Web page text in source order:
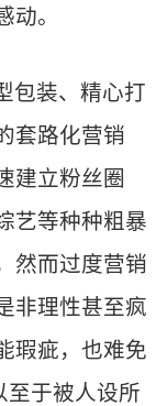
动。
包装、精心打
套路化营销
建立粉丝圈
艺等种种粗暴
然而过度营销
非理性甚至疯
瑕疵，也难免
至于被人设所